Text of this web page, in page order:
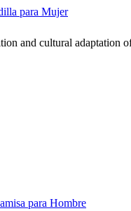
para Mujer
para Hombre